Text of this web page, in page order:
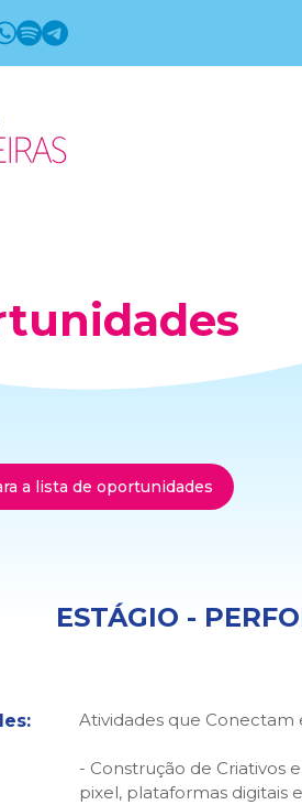
a lista de oportunidades
ESTÁGIO -
Atividades que Conectam
- Construção de Criativos
pixel, plataformas digitais